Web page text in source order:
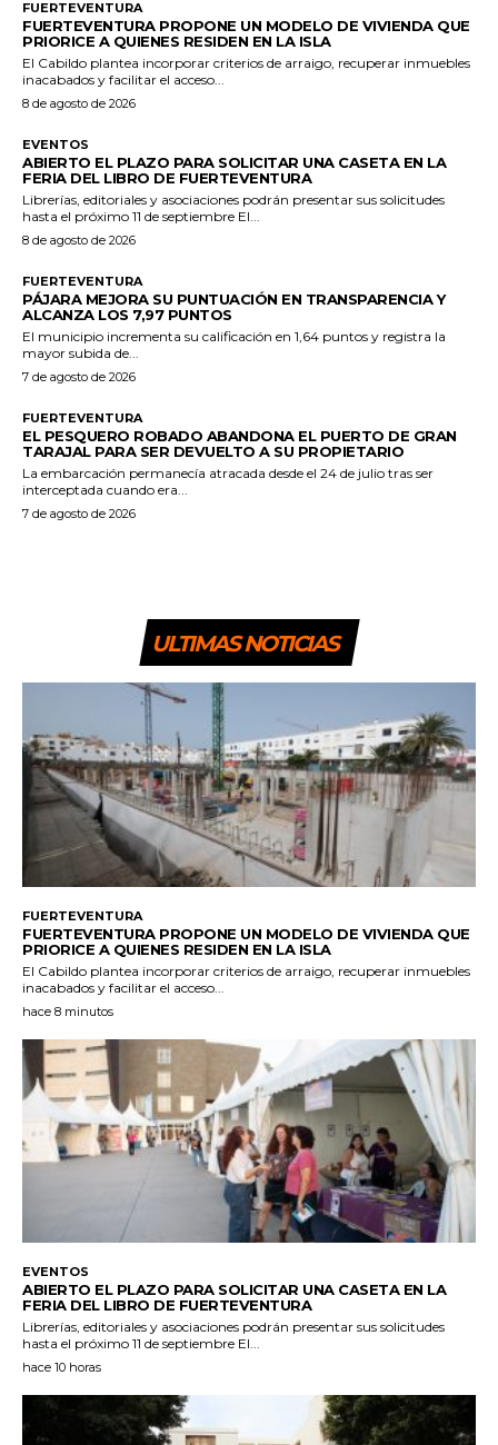
FUERTEVENTURA
FUERTEVENTURA PROPONE UN MODELO DE VIVIENDA QUE
PRIORICE A QUIENES RESIDEN EN LA ISLA
El Cabildo plantea incorporar criterios de arraigo, recuperar inmuebles
inacabados y facilitar el acceso...
8 de agosto de 2026
EVENTOS
ABIERTO EL PLAZO PARA SOLICITAR UNA CASETA EN LA
FERIA DEL LIBRO DE FUERTEVENTURA
Librerías, editoriales y asociaciones podrán presentar sus solicitudes
hasta el próximo 11 de septiembre El...
8 de agosto de 2026
FUERTEVENTURA
PÁJARA MEJORA SU PUNTUACIÓN EN TRANSPARENCIA Y
ALCANZA LOS 7,97 PUNTOS
El municipio incrementa su calificación en 1,64 puntos y registra la
mayor subida de...
7 de agosto de 2026
FUERTEVENTURA
EL PESQUERO ROBADO ABANDONA EL PUERTO DE GRAN
TARAJAL PARA SER DEVUELTO A SU PROPIETARIO
La embarcación permanecía atracada desde el 24 de julio tras ser
interceptada cuando era...
7 de agosto de 2026
ULTIMAS NOTICIAS
FUERTEVENTURA
FUERTEVENTURA PROPONE UN MODELO DE VIVIENDA QUE
PRIORICE A QUIENES RESIDEN EN LA ISLA
El Cabildo plantea incorporar criterios de arraigo, recuperar inmuebles
inacabados y facilitar el acceso...
hace 8 minutos
EVENTOS
ABIERTO EL PLAZO PARA SOLICITAR UNA CASETA EN LA
FERIA DEL LIBRO DE FUERTEVENTURA
Librerías, editoriales y asociaciones podrán presentar sus solicitudes
hasta el próximo 11 de septiembre El...
hace 10 horas